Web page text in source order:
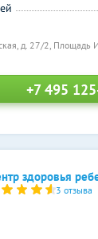
д. 27/2, Площадь
+7 495
здоровья
3 отзыва